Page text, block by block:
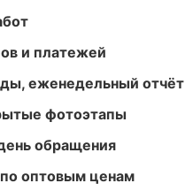
и платежей
еженедельный отчёт
фотоэтапы
обращения
оптовым ценам